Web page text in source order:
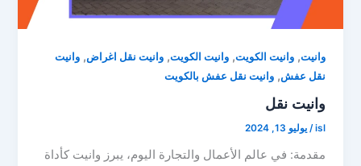
وانيت,وانيت الكويت,وانيت الكويت,وانيت نقل اغراض,وانيت
نقل عفش,وانيت نقل عفش بالكويت
وانيت نقل
isl
/يوليو 13, 2024
مقدمة: في عالم الأعمال والتجارة اليوم، يبرز وانيت كأداة